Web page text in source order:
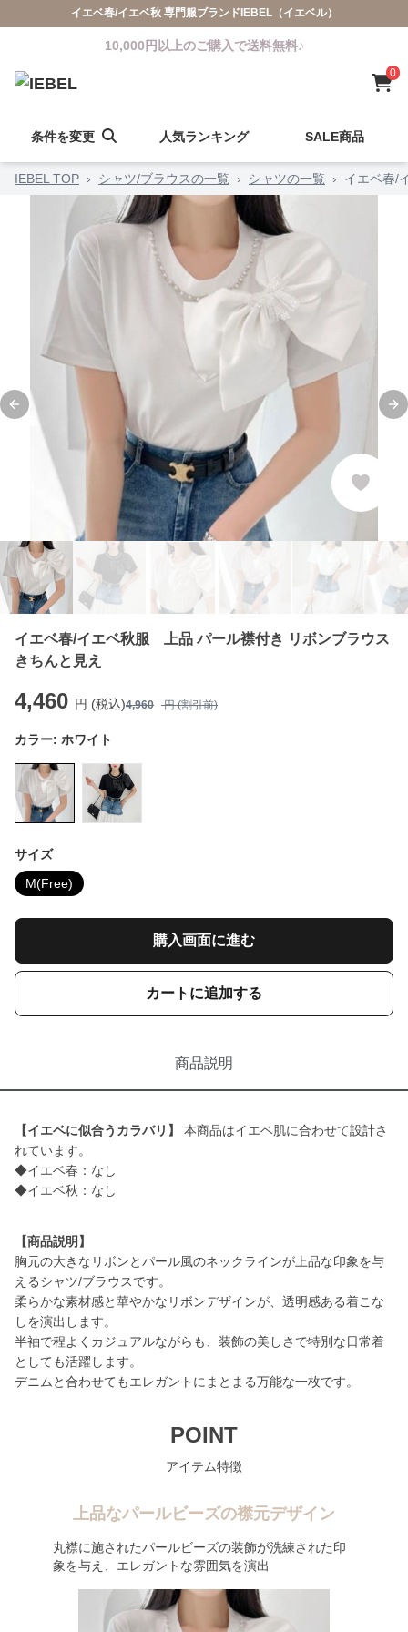
イエベ春/イエベ秋 専門服ブランドIEBEL（イエベル）
10,000円以上のご購入で送料無料♪
0
条件を変更 人気ランキング SALE商品
IEBEL TOP › シャツ/ブラウスの一覧 › シャツの一覧 › イエベ春/
Previous slide
イエベ春/イエベ秋服 上品 パール襟付き リボンブラウス
きちんと見え
4,460 円 (税込)4,960 円 (割引前)
カラー: ホワイト
サイズ
M(Free)
購入画面に進む
カートに追加する
商品説明
【イエベに似合うカラバリ】
本商品はイエベ肌に合わせて設計さ
れています。
◆イエベ春：なし
◆イエベ秋：なし
【商品説明】
胸元の大きなリボンとパール風のネックラインが上品な印象を与
えるシャツ/ブラウスです。
柔らかな素材感と華やかなリボンデザインが、透明感ある着こな
しを演出します。
半袖で程よくカジュアルながらも、装飾の美しさで特別な日常着
としても活躍します。
デニムと合わせてもエレガントにまとまる万能な一枚です。
POINT
アイテム特徴
上品なパールビーズの襟元デザイン
丸襟に施されたパールビーズの装飾が洗練された印
象を与え、エレガントな雰囲気を演出